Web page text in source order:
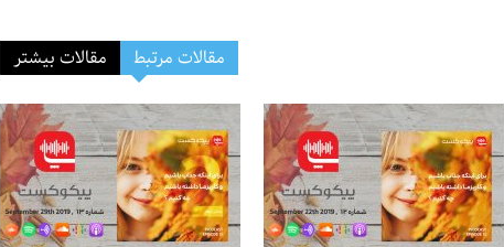
مقالات مرتبط مقالات بیشتر